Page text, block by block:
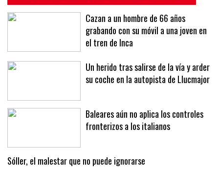
Cazan a un hombre de 66 años
grabando con su móvil a una joven en
el tren de Inca
Un herido tras salirse de la vía y arder
su coche en la autopista de Llucmajor
Baleares aún no aplica los controles
fronterizos a los italianos
Sóller, el malestar que no puede ignorarse